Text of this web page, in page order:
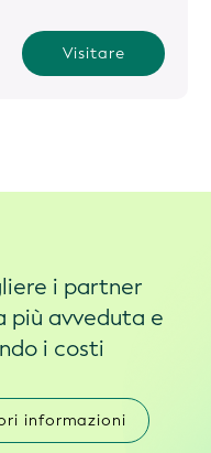
Visitare
i partner
più avveduta e
i costi
informazioni